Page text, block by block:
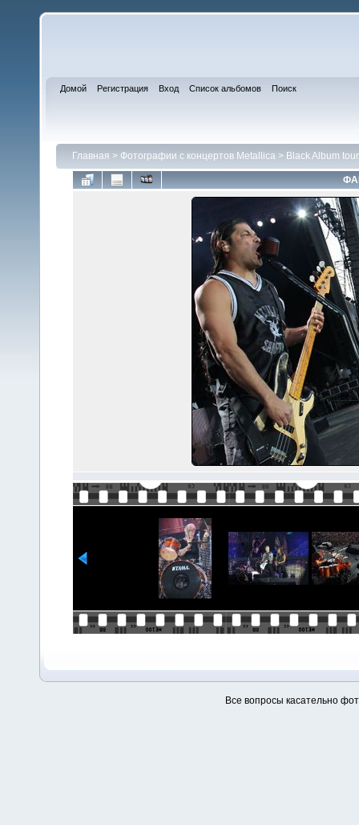
Домой Регистрация Вход Список альбомов Поиск
Главная > Фотографии с концертов Metallica > Black Album
Все вопросы касательно